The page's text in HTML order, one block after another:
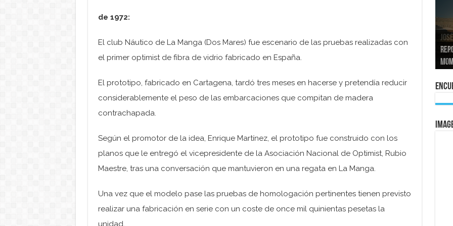
de 1972:
El club Náutico de La Manga (Dos Mares) fue escenario de las pruebas realizadas con
el primer optimist de fibra de vidrio fabricado en España.
El prototipo, fabricado en Cartagena, tardó tres meses en hacerse y pretendía reducir
considerablemente el peso de las embarcaciones que compitan de madera
contrachapada.
Según el promotor de la idea, Enrique Martínez, el prototipo fue construido con los
planos que le entregó el vicepresidente de la Asociación Nacional de Optimist, Rubio
Maestre, tras una conversación que mantuvieron en una regata en La Manga.
Una vez que el modelo pase las pruebas de homologación pertinentes tienen previsto
realizar una fabricación en serie con un coste de once mil quinientas pesetas la
unidad.
La
La
El
al